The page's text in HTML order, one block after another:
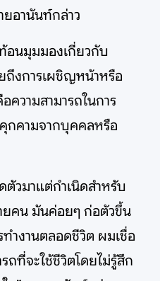
ยอานันท์กล่าว
อนมุมมองเกี่ยวกับ
ถึงการเผชิญหน้าหรือ
ความสามารถในการ
กคามจากบุคคลหรือ
ตัวมาแต่กำเนิดสำหรับ
คน มันค่อยๆ ก่อตัวขึ้น
ำงานตลอดชีวิต ผมเชื่อ
ถที่จะใช้ชีวิตโดยไม่รู้สึก